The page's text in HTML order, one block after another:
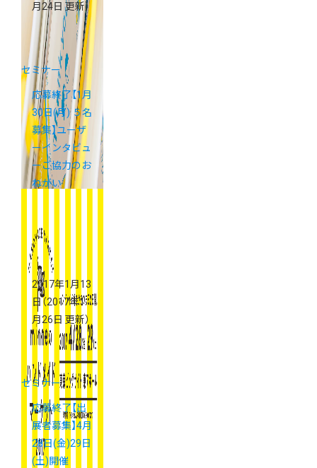
月24日 更新）
セミナー
応募終了【1月
30日(月) ５名
募集】ユーザ
ーインタビュ
ーご協力のお
ねがい
2017年1月13
日 （2017年1
月26日 更新）
セミナー
応募終了【出
展者募集】4月
28日(金)29日
(土)開催